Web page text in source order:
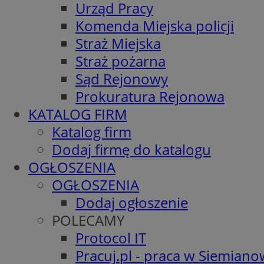
Urząd Pracy
Komenda Miejska policji
Straż Miejska
Straż pożarna
Sąd Rejonowy
Prokuratura Rejonowa
KATALOG FIRM
Katalog firm
Dodaj firmę do katalogu
OGŁOSZENIA
OGŁOSZENIA
Dodaj ogłoszenie
POLECAMY
Protocol IT
Pracuj.pl - praca w